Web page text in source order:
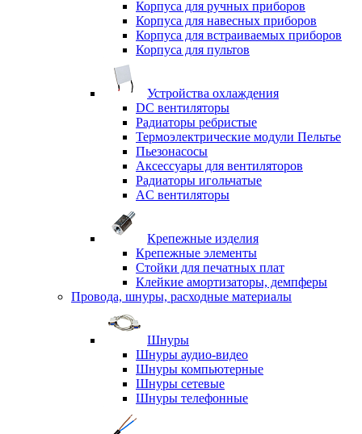
Корпуса для ручных приборов
Корпуса для навесных приборов
Корпуса для встраиваемых приборов
Корпуса для пультов
Устройства охлаждения
DC вентиляторы
Радиаторы ребристые
Термоэлектрические модули Пельтье
Пьезонасосы
Аксессуары для вентиляторов
Радиаторы игольчатые
AC вентиляторы
Крепежные изделия
Крепежные элементы
Стойки для печатных плат
Клейкие амортизаторы, демпферы
Провода, шнуры, расходные материалы
Шнуры
Шнуры аудио-видео
Шнуры компьютерные
Шнуры сетевые
Шнуры телефонные